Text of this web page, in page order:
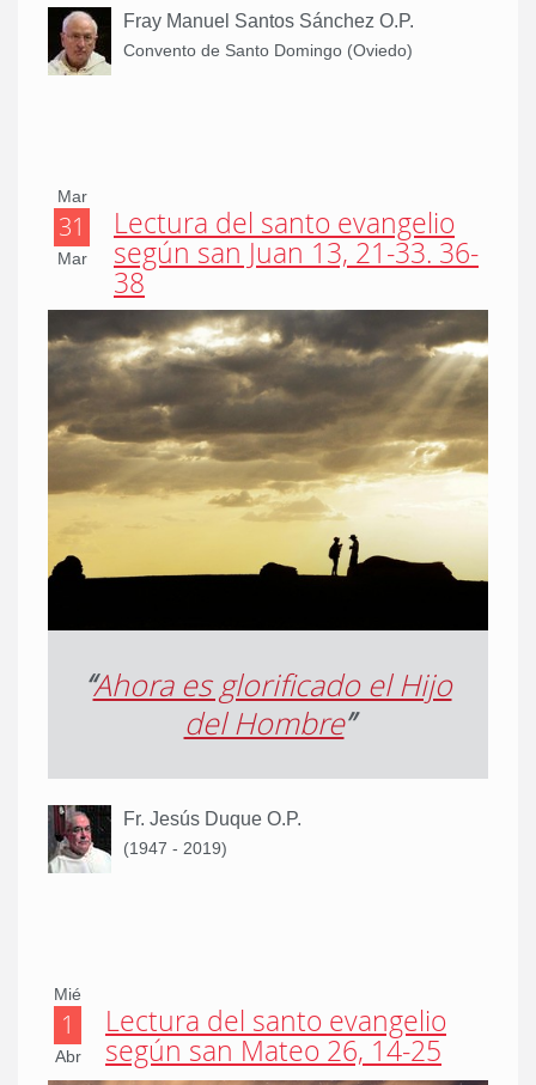
Fray Manuel Santos Sánchez O.P.
Convento de Santo Domingo (Oviedo)
Mar
31
Mar
Lectura del santo evangelio
según san Juan 13, 21-33. 36-
38
“Ahora es glorificado el Hijo
del Hombre”
Fr. Jesús Duque O.P.
(1947 - 2019)
Mié
1
Abr
Lectura del santo evangelio
según san Mateo 26, 14-25